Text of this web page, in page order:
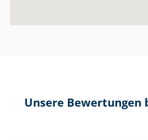
Unsere Bewertungen